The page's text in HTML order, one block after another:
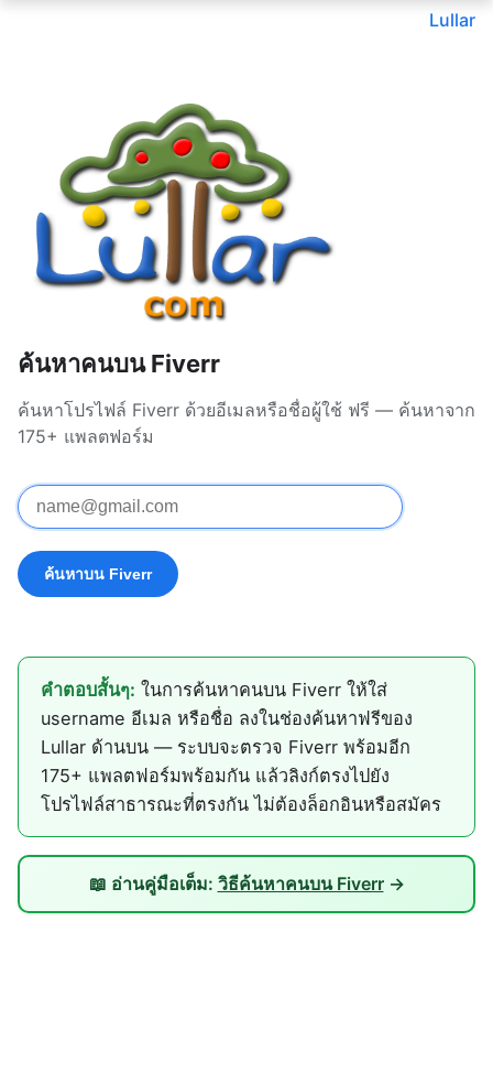
Lullar
ค้นหาคนบน Fiverr
ค้นหาโปรไฟล์ Fiverr ด้วยอีเมลหรือชื่อผู้ใช้ ฟรี — ค้นหาจาก
175+ แพลตฟอร์ม
คำตอบสั้นๆ: ในการค้นหาคนบน Fiverr ให้ใส่
username อีเมล หรือชื่อ ลงในช่องค้นหาฟรีของ
Lullar ด้านบน — ระบบจะตรวจ Fiverr พร้อมอีก
175+ แพลตฟอร์มพร้อมกัน แล้วลิงก์ตรงไปยัง
โปรไฟล์สาธารณะที่ตรงกัน ไม่ต้องล็อกอินหรือสมัคร
📖 อ่านคู่มือเต็ม: วิธีค้นหาคนบน Fiverr→